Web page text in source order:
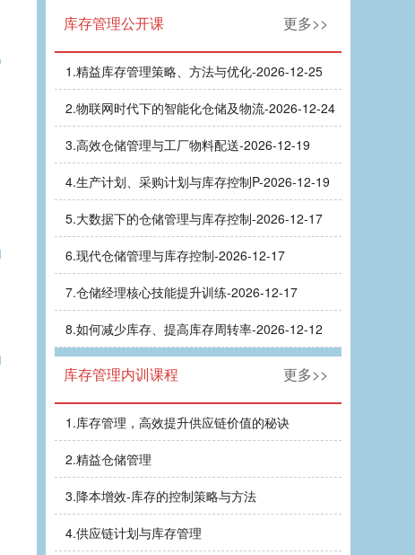
库存管理公开课 更多>>
1.精益库存管理策略、方法与优化-2026-12-25
2.物联网时代下的智能化仓储及物流-2026-12-24
3.高效仓储管理与工厂物料配送-2026-12-19
4.生产计划、采购计划与库存控制P-2026-12-19
5.大数据下的仓储管理与库存控制-2026-12-17
6.现代仓储管理与库存控制-2026-12-17
7.仓储经理核心技能提升训练-2026-12-17
8.如何减少库存、提高库存周转率-2026-12-12
库存管理内训课程 更多>>
1.库存管理，高效提升供应链价值的秘诀
2.精益仓储管理
3.降本增效-库存的控制策略与方法
4.供应链计划与库存管理